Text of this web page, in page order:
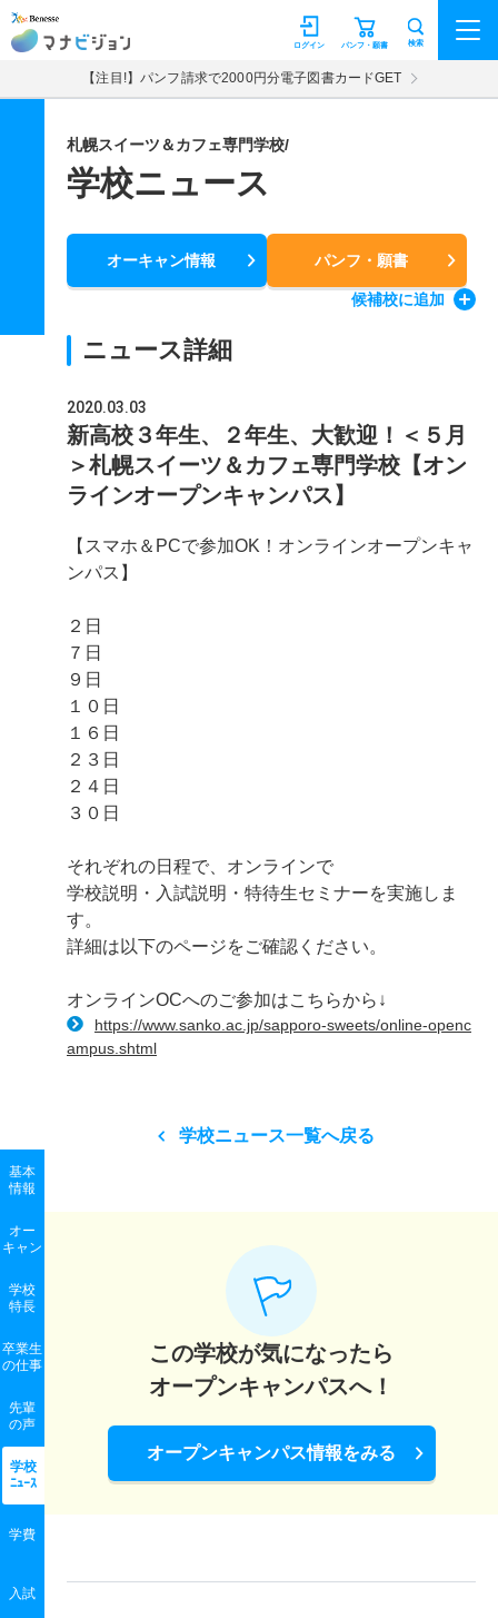
マナビジョン パンフ・願書
ログイン 検索
【注目!】パンフ請求で2000円分電子図書カードGET
札幌スイーツ＆カフェ専門学校/
学校ニュース
オーキャン情報 パンフ・願書
候補校に追加
基本
情報
オー
キャン
学校
特長
卒業生
の仕事
先輩
の声
学校
ﾆｭｰｽ
学費
入試
ニュース詳細
2020.03.03
新高校３年生、２年生、大歓迎！＜５月
＞札幌スイーツ＆カフェ専門学校【オン
ラインオープンキャンパス】
【スマホ＆PCで参加OK！オンラインオープンキャ
ンパス】
２日
７日
９日
１０日
１６日
２３日
２４日
３０日
それぞれの日程で、オンラインで
学校説明・入試説明・特待生セミナーを実施しま
す。
詳細は以下のページをご確認ください。
オンラインOCへのご参加はこちらから↓
https://www.sanko.ac.jp/sapporo-sweets/online-openc
ampus.shtml
学校ニュース一覧へ戻る
この学校が気になったら
オープンキャンパスへ！
オープンキャンパス情報をみる